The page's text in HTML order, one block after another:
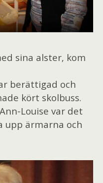
sina alster, kom
berättigad och
kört skolbuss.
Louise var det
upp ärmarna och